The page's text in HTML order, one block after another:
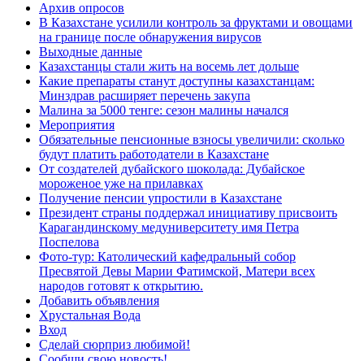
Архив опросов
В Казахстане усилили контроль за фруктами и овощами
на границе после обнаружения вирусов
Выходные данные
Казахстанцы стали жить на восемь лет дольше
Какие препараты станут доступны казахстанцам:
Минздрав расширяет перечень закупа
Малина за 5000 тенге: сезон малины начался
Мероприятия
Обязательные пенсионные взносы увеличили: сколько
будут платить работодатели в Казахстане
От создателей дубайского шоколада: Дубайское
мороженое уже на прилавках
Получение пенсии упростили в Казахстане
Президент страны поддержал инициативу присвоить
Карагандинскому медуниверситету имя Петра
Поспелова
Фото-тур: Католический кафедральный собор
Пресвятой Девы Марии Фатимской, Матери всех
народов готовят к открытию.
Добавить объявления
Хрустальная Вода
Вход
Сделай сюрприз любимой!